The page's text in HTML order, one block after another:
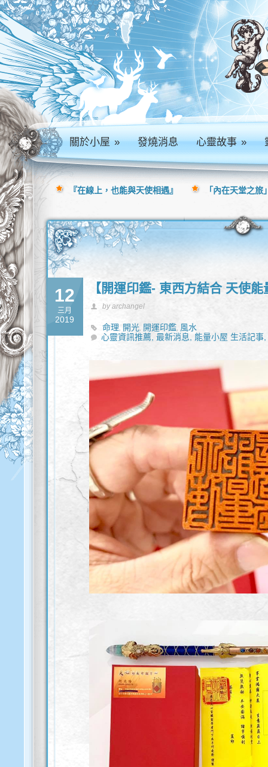
關於小屋» 發燒消息 心靈故事»
12
三月
2019
【開運印鑑- 東西方結合 天使
by archangel
命理, 開光, 開運印鑑, 風水
心靈資訊推薦,最新消息, 能量小屋 生活記事,
『在線上，也能與天使相遇』 「內在天堂之